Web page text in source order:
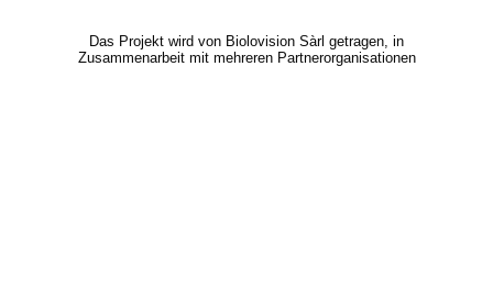
Das Projekt wird von Biolovision Sàrl getragen, in
Zusammenarbeit mit mehreren Partnerorganisationen